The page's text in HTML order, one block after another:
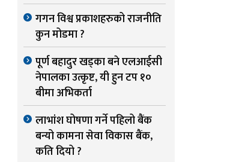
गगन विश्व प्रकाशहरुको राजनीति
कुन मोडमा ?
पूर्ण बहादुर खड्का बने एलआईसी
नेपालका उत्कृष्ट, यी हुन टप १०
बीमा अभिकर्ता
लाभांश घोषणा गर्ने पहिलो बैंक
बन्यो कामना सेवा विकास बैंक,
कति दियो ?